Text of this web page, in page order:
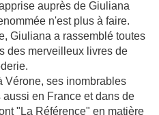
auprès de Giuliana
n'est plus à faire.
Giuliana a rassemblé toutes
des merveilleux livres de
Vérone, ses inombrables
en France et dans de
"La Référence" en matière